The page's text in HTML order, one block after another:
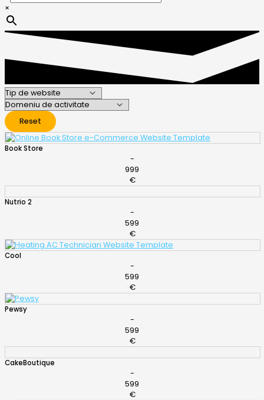
×
Reset
Book Store
-
999
€
Nutrio 2
-
599
€
Cool
-
599
€
Pewsy
-
599
€
CakeBoutique
-
599
€